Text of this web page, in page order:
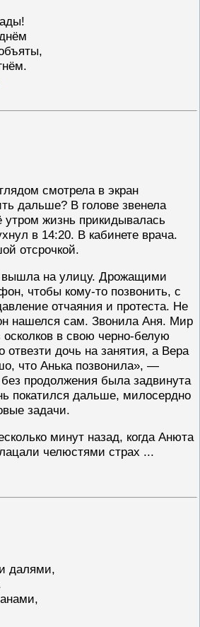
смотрела в экран
дальше? В голове звенела
жизнь прикидывалась
в 14:20. В кабинете врача.
отсрочкой.
вышла на улицу. Дрожащими
чтобы кому-то позвонить, с
отчаяния и протеста. Не
нашелся сам. Звонила Аня. Мир
в свою черно-белую
дочь на занятия, а Вера
что Анька позвонила», —
продолжения была задвинута
покатился дальше, милосердно
задачи.
минут назад, когда Анюта
челюстями страх ...
далями,